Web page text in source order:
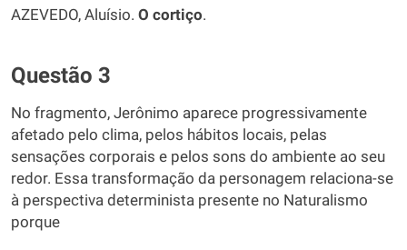
AZEVEDO, Aluísio. O cortiço.
Questão 3
No fragmento, Jerônimo aparece progressivamente
afetado pelo clima, pelos hábitos locais, pelas
sensações corporais e pelos sons do ambiente ao seu
redor. Essa transformação da personagem relaciona-se
à perspectiva determinista presente no Naturalismo
porque